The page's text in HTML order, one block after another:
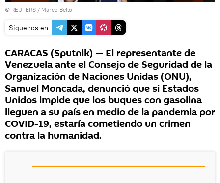
© REUTERS / Marco Bello
Síguenos en
CARACAS (Sputnik) — El representante de
Venezuela ante el Consejo de Seguridad de la
Organización de Naciones Unidas (ONU),
Samuel Moncada, denunció que si Estados
Unidos impide que los buques con gasolina
lleguen a su país en medio de la pandemia por
COVID-19, estaría cometiendo un crimen
contra la humanidad.